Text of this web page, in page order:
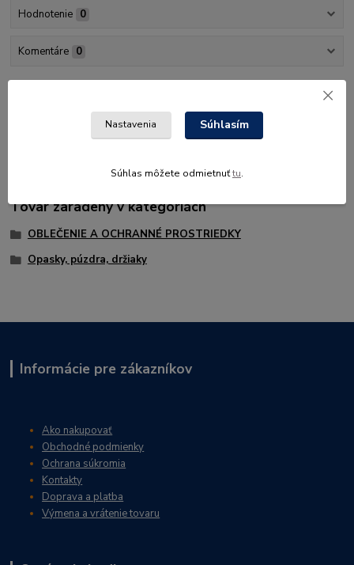
Hodnotenie 0
Komentáre 0
Celé z hovädzej usne, dĺžka 125 cm, šírka 4 cm, s dvoma tŕňmi.
Tovar zaradený v kategóriách
OBLEČENIE A OCHRANNÉ PROSTRIEDKY
Opasky, púzdra, držiaky
Informácie pre zákazníkov
Ako nakupovať
Obchodné podmienky
Ochrana súkromia
Kontakty
Doprava a platba
Výmena a vrátenie tovaru
Nastavenia Súhlasím
Súhlas môžete odmietnuťtu.